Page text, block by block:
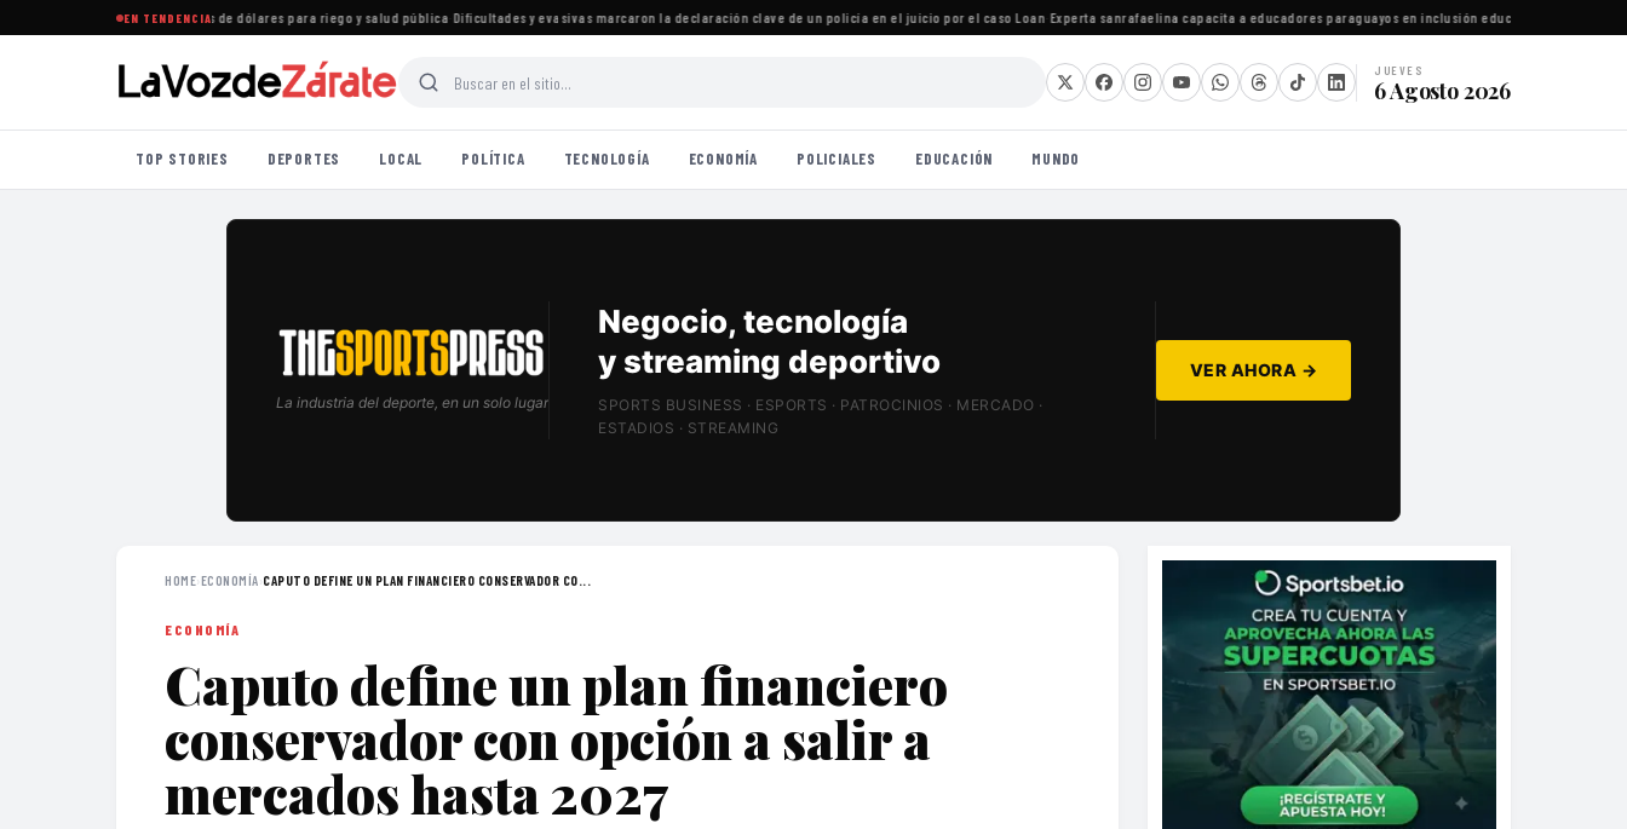
EN TENDENCIA
créditos por 145 millones de dólares para riego y salud pública·Dificultades y evasivas marcaron la declaración clave de un policía en el juicio por el caso Loan·Experta sanrafaelina capacita a educadores paraguayos en inclusión educativa
JUEVES
6 Agosto 2026
TOP STORIES DEPORTES LOCAL POLÍTICA TECNOLOGÍA ECONOMÍA POLICIALES EDUCACIÓN MUNDO
La industria del deporte, en un solo lugar
Patrocinios, estadios
y Sports Tech
SPORTS BUSINESS · ESPORTS · PATROCINIOS · MERCADO ·
ESTADIOS · STREAMING
VER AHORA →
HOME›ECONOMÍA›CAPUTO DEFINE UN PLAN FINANCIERO CONSERVADOR CO...
ECONOMÍA
Caputo define un plan financiero
conservador con opción a salir a
mercados hasta 2027